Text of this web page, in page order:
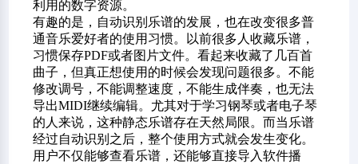
利用的数字资源。
有趣的是，自动识别乐谱的发展，也在改变很多普
通音乐爱好者的使用习惯。以前很多人收藏乐谱，
习惯保存PDF或者图片文件。看起来收藏了几百首
曲子，但真正想使用的时候会发现问题很多。不能
修改调号，不能调整速度，不能生成伴奏，也无法
导出MIDI继续编辑。尤其对于学习钢琴或者电子琴
的人来说，这种静态乐谱存在天然局限。而当乐谱
经过自动识别之后，整个使用方式就会发生变化。
用户不仅能够查看乐谱，还能够直接导入软件播